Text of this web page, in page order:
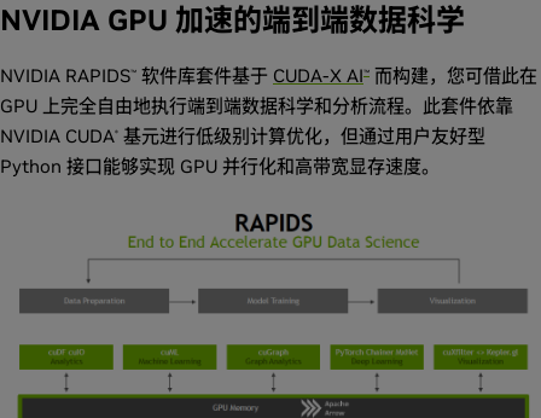
NVIDIA GPU 加速的端到端数据科学
NVIDIA RAPIDS™ 软件库套件基于 CUDA-X AI™ 而构建，您可借此在
GPU 上完全自由地执行端到端数据科学和分析流程。此套件依靠
NVIDIA CUDA® 基元进行低级别计算优化，但通过用户友好型
Python 接口能够实现 GPU 并行化和高带宽显存速度。